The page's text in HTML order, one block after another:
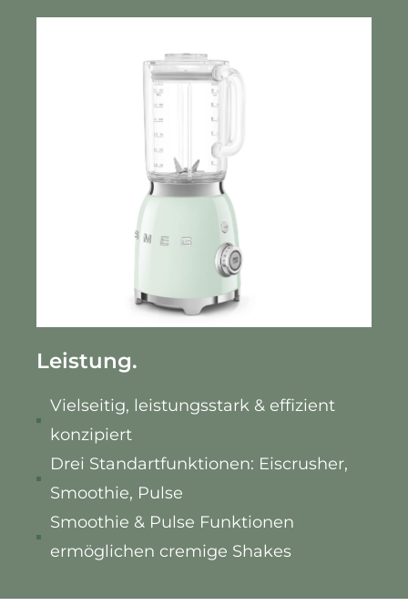
Leistung.
Vielseitig, leistungsstark & effizient
konzipiert
Drei Standartfunktionen: Eiscrusher,
Smoothie, Pulse
Smoothie & Pulse Funktionen
ermöglichen cremige Shakes